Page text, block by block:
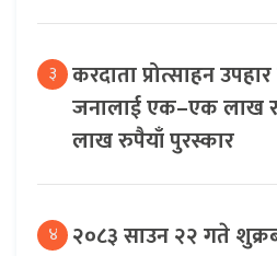
३ करदाता प्रोत्साहन
जनालाई एक–एक लाख
लाख रुपैयाँ पुरस्कार
४ २०८३ साउन २२ गते